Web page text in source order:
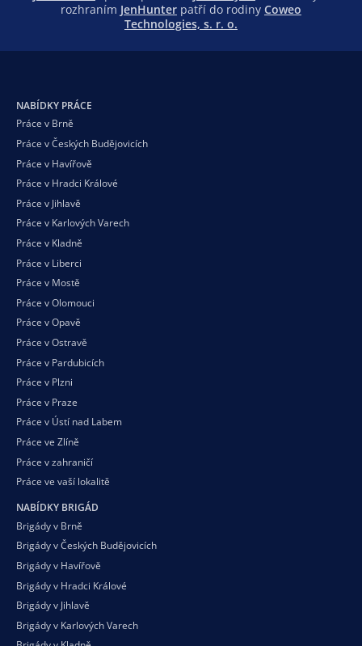
rozhraním JenHunter patří do rodiny Coweo
Technologies, s. r. o.
NABÍDKY PRÁCE
Práce v Brně
Práce v Českých Budějovicích
Práce v Havířově
Práce v Hradci Králové
Práce v Jihlavě
Práce v Karlových Varech
Práce v Kladně
Práce v Liberci
Práce v Mostě
Práce v Olomouci
Práce v Opavě
Práce v Ostravě
Práce v Pardubicích
Práce v Plzni
Práce v Praze
Práce v Ústí nad Labem
Práce ve Zlíně
Práce v zahraničí
Práce ve vaší lokalitě
NABÍDKY BRIGÁD
Brigády v Brně
Brigády v Českých Budějovicích
Brigády v Havířově
Brigády v Hradci Králové
Brigády v Jihlavě
Brigády v Karlových Varech